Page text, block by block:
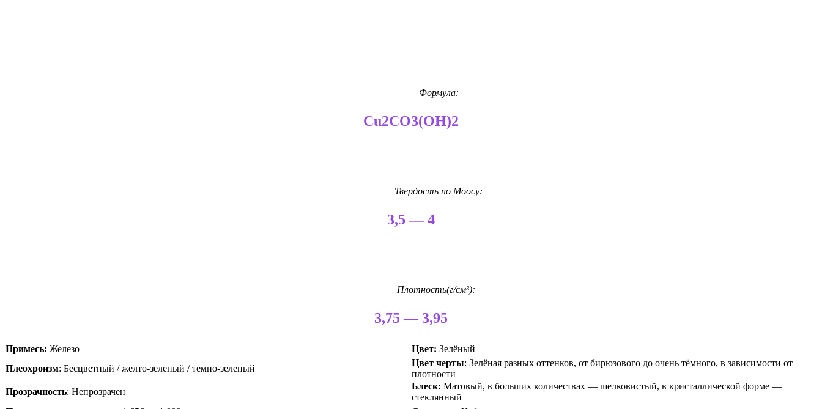
Формула:
Cu2CO3(OH)2
Твердость по Моосу:
3,5 — 4
Плотность(г/см³):
3,75 — 3,95
Примесь: Железо Цвет: Зелёный
Плеохроизм: Бесцветный / желто-зеленый / темно-зеленый
Цвет черты: Зелёная разных оттенков, от бирюзового до очень тёмного, в зависимости от
плотности
Прозрачность: Непрозрачен
Блеск: Матовый, в больших количествах — шелковистый, в кристаллической форме —
стеклянный